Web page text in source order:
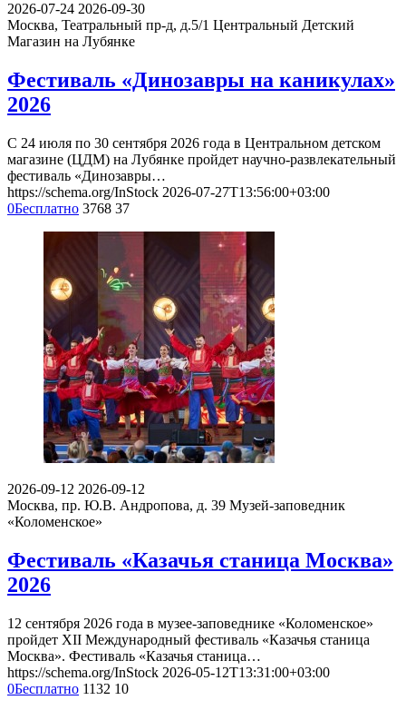
2026-07-24 2026-09-30
Москва, Театральный пр-д, д.5/1 Центральный Детский
Магазин на Лубянке
Фестиваль «Динозавры на каникулах»
2026
С 24 июля по 30 сентября 2026 года в Центральном детском
магазине (ЦДМ) на Лубянке пройдет научно-развлекательный
фестиваль «Динозавры…
https://schema.org/InStock 2026-07-27T13:56:00+03:00
0Бесплатно 3768 37
2026-09-12 2026-09-12
Москва, пр. Ю.В. Андропова, д. 39 Музей-заповедник
«Коломенское»
Фестиваль «Казачья станица Москва»
2026
12 сентября 2026 года в музее-заповеднике «Коломенское»
пройдет XII Международный фестиваль «Казачья станица
Москва». Фестиваль «Казачья станица…
https://schema.org/InStock 2026-05-12T13:31:00+03:00
0Бесплатно 1132 10